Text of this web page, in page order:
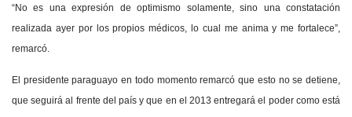
“No es una expresión de optimismo solamente, sino una constatación
realizada ayer por los propios médicos, lo cual me anima y me fortalece”,
remarcó.
El presidente paraguayo en todo momento remarcó que esto no se detiene,
que seguirá al frente del país y que en el 2013 entregará el poder como está